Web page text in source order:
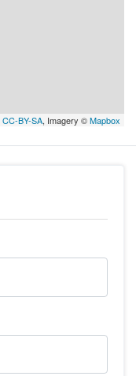
CC-BY-SA, Imagery ©Mapbox